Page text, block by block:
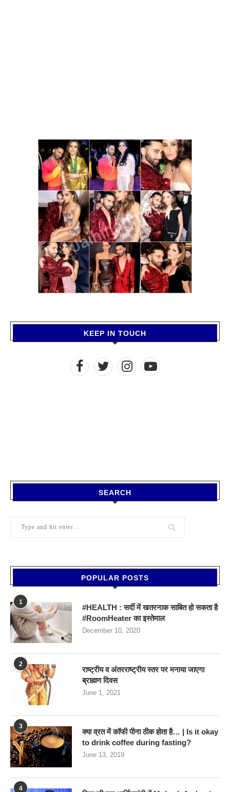
KEEP IN TOUCH
SEARCH
POPULAR POSTS
1
#HEALTH : सर्दी में खतरनाक साबित हो सकता है
#RoomHeater का इस्तेमाल
December 10, 2020
2
राष्ट्रीय व अंतरराष्ट्रीय स्तर पर मनाया जाएगा
ब्राह्मण दिवस
June 1, 2021
3
क्या व्रत में कॉफी पीना ठीक होता है… | Is it okay
to drink coffee during fasting?
June 13, 2019
4